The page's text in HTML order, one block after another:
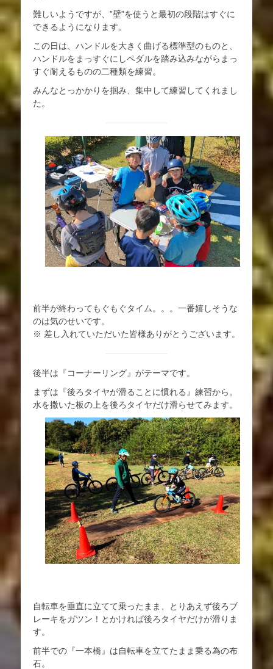
難しいようですが、”壁”を使うと最初の段階はすぐに
できるようになります。
この日は、ハンドルを大きく曲げる標準型のものと、
ハンドルをまっすぐにしペダルを踏み込みながらまっ
すぐ耐えるものの二種類を練習。
みんなとっかかりを掴み、集中して練習してくれまし
た。
前半が終わってもぐもぐタイム。。。一番嬉しそうな
のは気のせいです。
※ 差し入れていただいた皆様ありがとうございます。
後半は『コーナーリング』がテーマです。
まずは『後ろタイヤが滑ることに慣れる』練習から。
水を撒いた板の上を後ろタイヤだけ滑らせてみます。
自転車を垂直に立てて乗ったまま、とりあえず後ろブ
レーキをガツン！とかければ後ろタイヤだけが滑りま
す。
前半での『一本橋』は自転車を立てたまま乗る為の布
石。